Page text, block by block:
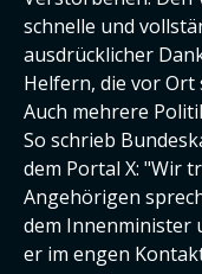
schnelle und
ausdrücklicher
Helfern, die vor Ort
Auch mehrere
So schrieb
dem Portal X: "Wir
Angehörigen
dem Innenminister
er im engen